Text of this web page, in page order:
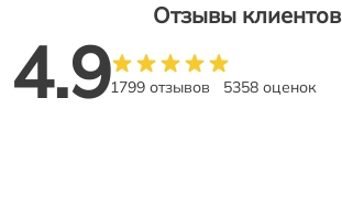
Отзывы клиентов
4.91799 отзывов 5358 оценок